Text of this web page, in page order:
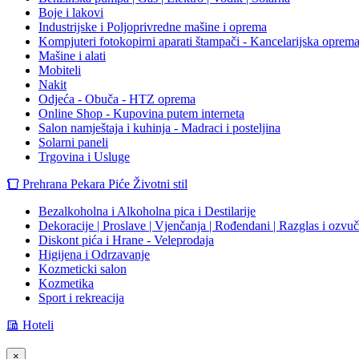
Boje i lakovi
Industrijske i Poljoprivredne mašine i oprema
Kompjuteri fotokopirni aparati štampači - Kancelarijska oprema
Mašine i alati
Mobiteli
Nakit
Odjeća - Obuča - HTZ oprema
Online Shop - Kupovina putem interneta
Salon namještaja i kuhinja - Madraci i posteljina
Solarni paneli
Trgovina i Usluge
Prehrana Pekara Piće Životni stil
Bezalkoholna i Alkoholna pica i Destilarije
Dekoracije | Proslave | Vjenčanja | Rođendani | Razglas i
Diskont pića i Hrane - Veleprodaja
Higijena i Odrzavanje
Kozmeticki salon
Kozmetika
Sport i rekreacija
Hoteli
×